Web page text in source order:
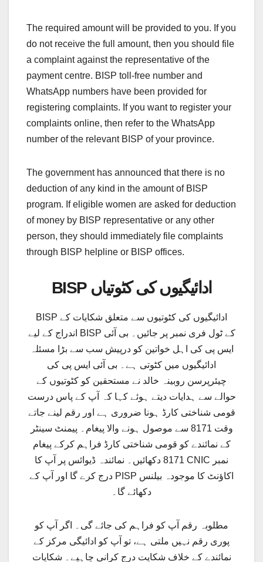
The required amount will be provided to you. If you
do not receive the full amount, then you should file
a complaint against the representative of the
payment centre. BISP toll-free number and
WhatsApp numbers have been provided for
registering complaints. If you want to register your
complaints online, then refer to the WhatsApp
number of the relevant BISP of your province.
The government has announced that there is no
deduction of any kind in the amount of BISP
program. If eligible women are asked for deduction
of money by BISP representative or any other
person, they should immediately file complaints
through BISP helpline or BISP offices.
BISP ادائیگیوں کی کٹوتیاں
BISP ادائیگیوں کی کٹوتیوں سے متعلق شکایات کے
اندراج کے لیے BISP کے ٹول فری نمبر پر جائیں۔ بی آئی
ایس پی کی اہل خواتین کو درپیش سب سے بڑا مسئلہ
ادائیگیوں میں کٹوتی ہے۔ بی آئی ایس پی کی
چیئرپرسن روبینہ خالد نے مستحقین کو کٹوتیوں کے
حوالے سے ہدایات دیتے ہوئے کہا کہ آپ کے پاس درست
قومی شناختی کارڈ ہونا ضروری ہے اور رقم لینے جاتے
وقت 8171 سے موصول ہونے والا پیغام۔ پیمنٹ سینٹر
کے نمائندے کو قومی شناختی کارڈ فراہم کرکے پیغام
8171 دکھائیں۔ نمائندہ ڈیوائس پر آپ کا CNIC نمبر
درج کرے گا اور آپ کے PISP اکاؤنٹ کا موجودہ بیلنس
دکھائے گا۔
مطلوبہ رقم آپ کو فراہم کی جائے گی۔ اگر آپ کو
پوری رقم نہیں ملتی ہے، تو آپ کو ادائیگی مرکز کے
نمائندے کے خلاف شکایت درج کرانی چاہیے۔ شکایات